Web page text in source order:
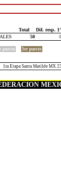
Total Dif. resp. 1°
50 0
puesto 3er puesto
1ra Etapa Santa Matilde MX